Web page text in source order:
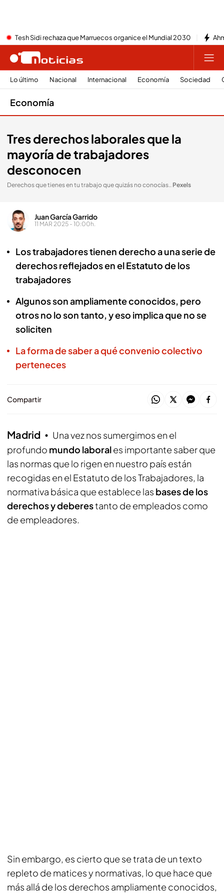
Tesh Sidi rechaza que Marruecos organice el Mundial 2030
Lo último Nacional Internacional Economía Sociedad
Economía
Tres derechos laborales que la
mayoría de trabajadores
desconocen
Derechos que tienes en tu trabajo que quizás no conocías.. Pexels
Juan García Garrido
11 MAR 2025 - 10:00h.
Los trabajadores tienen derecho a una serie de
derechos reflejados en el Estatuto de los
trabajadores
Algunos son ampliamente conocidos, pero
otros no lo son tanto, y eso implica que no se
soliciten
La forma de saber a qué convenio colectivo
perteneces
Compartir
Madrid
Una vez nos sumergimos en el
profundo mundo laborales importante saber que
las normas que lo rigen en nuestro país están
recogidas en el Estatuto de los Trabajadores, la
normativa básica que establece las bases de los
derechos y deberestanto de empleados como
de empleadores.
Sin embargo, es cierto que se trata de un texto
repleto de matices y normativas, lo que hace que
más allá de los derechos ampliamente conocidos,